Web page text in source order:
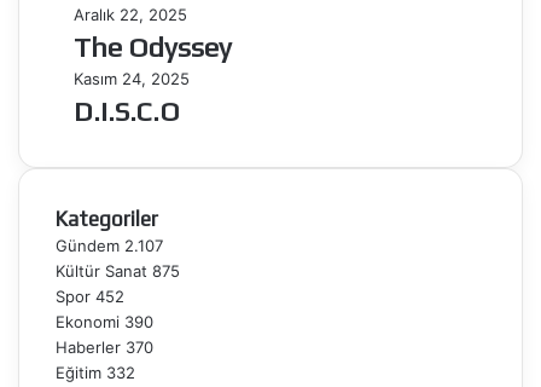
onur
The
Odyssey
Aralık 22, 2025
The Odyssey
D.I.S.C.O
Kasım 24, 2025
D.I.S.C.O
Kategoriler
Gündem 2.107
Kültür Sanat 875
Spor 452
Ekonomi 390
Haberler 370
Eğitim 332